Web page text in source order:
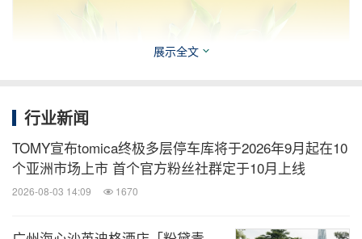
mega trend in the coming year: Toys go Green. (photos:
展示全文
行业新闻
TOMY宣布tomica终极多层停车库将于2026年9月起在10
个亚洲市场上市 首个官方粉丝社群定于10月上线
2026-08-03 14:09 1670